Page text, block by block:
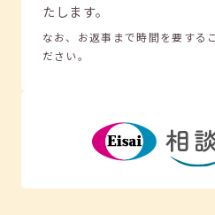
たします。
なお、お返事まで時間を要する
ださい。